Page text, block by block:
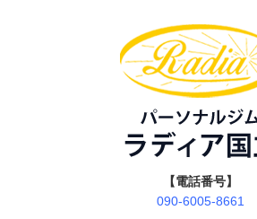
【電話番号】
090-6005-8661